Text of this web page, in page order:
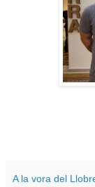
A la vora del